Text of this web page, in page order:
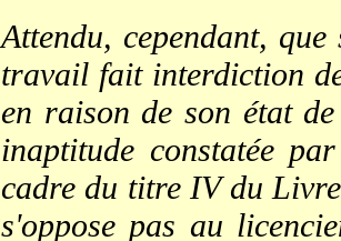
Attendu, cependant,
travail fait interdiction
en raison de son état
inaptitude constatée
cadre du titre IV du
s'oppose pas au